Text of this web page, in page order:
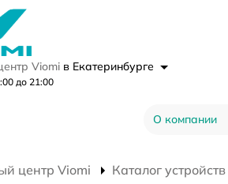
Viomi в Екатеринбурге
до 21:00
О компании
центр Viomi Каталог устройств